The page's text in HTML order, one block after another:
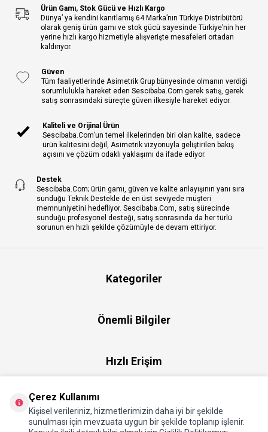
Ürün Gamı, Stok Gücü ve Hızlı Kargo
Dünya’ ya kendini kanıtlamış 64 Marka’nın Türkiye Distribütörü
olarak geniş ürün gamı ve stok gücü sayesinde Türkiye’nin her
yerine hızlı kargo hizmetiyle alışverişte mesafeleri ortadan
kaldırıyor.
Güven
Tüm faaliyetlerinde Asimetrik Grup bünyesinde olmanın verdiği
sorumlulukla hareket eden Sescibaba.Com gerek satış, gerek
satış sonrasındaki süreçte güven ilkesiyle hareket ediyor.
Kaliteli ve Orijinal Ürün
Sescibaba.Com’un temel ilkelerinden biri olan kalite, sadece
ürün kalitesini değil, Asimetrik vizyonuyla geliştirilen bakış
açısını ve çözüm odaklı yaklaşımı da ifade ediyor.
Destek
Sescibaba.Com; ürün gamı, güven ve kalite anlayışının yanı sıra
sunduğu Teknik Destekle de en üst seviyede müşteri
memnuniyetini hedefliyor. Sescibaba.Com, satış sürecinde
sunduğu profesyonel desteği, satış sonrasında da her türlü
sorunun en hızlı şekilde çözümüyle de devam ettiriyor.
Kategoriler
Önemli Bilgiler
Hızlı Erişim
Çerez Kullanımı
Kişisel verileriniz, hizmetlerimizin daha iyi bir şekilde
sunulması için mevzuata uygun bir şekilde toplanıp işlenir.